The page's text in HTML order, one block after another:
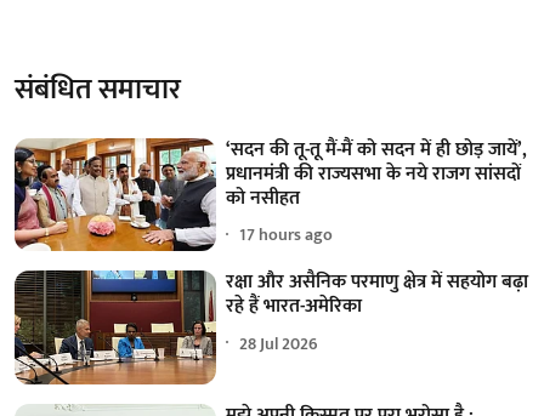
संबंधित समाचार
‘सदन की तू-तू मैं-मैं को सदन में ही छोड़ जायें’,
प्रधानमंत्री की राज्यसभा के नये राजग सांसदों
को नसीहत
17 hours ago
रक्षा और असैनिक परमाणु क्षेत्र में सहयोग बढ़ा
रहे हैं भारत-अमेरिका
28 Jul 2026